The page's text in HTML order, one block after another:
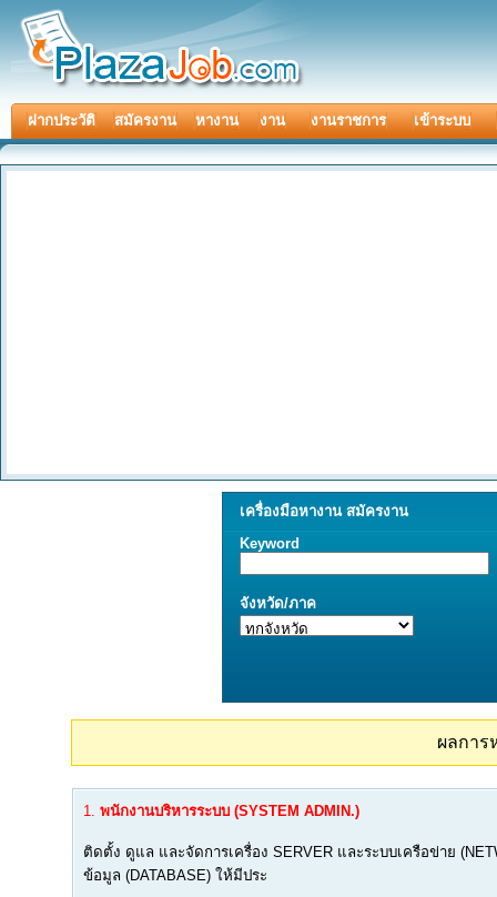
ฝากประวัติ สมัครงาน หางาน งาน งานราชการ เข้าระบบ
เครื่องมือหางาน สมัครงาน
Keyword
จังหวัด/ภาค
ผลการ
1. พนักงานบริหารระบบ (SYSTEM ADMIN.)
ติดตั้ง ดูแล และจัดการเครื่อง SERVER และระบบเครือข่าย
ข้อมูล (DATABASE) ให้มีประ